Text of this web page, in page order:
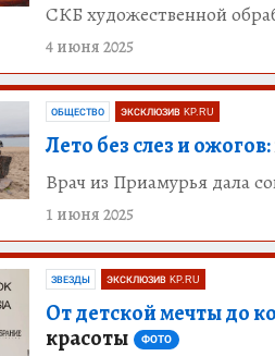
СКБ художественной
4 июня 2025
ОБЩЕСТВО ЭКСКЛЮЗИВ KP.RU
Лето без слез и ожогов:
Врач из Приамурья дала
1 июня 2025
ЗВЕЗДЫ ЭКСКЛЮЗИВ KP.RU
От детской мечты до
красоты
ФОТО